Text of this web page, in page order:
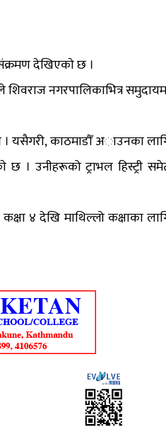
देखिएकाे छ ।
नगरपालिकाभित्र
। यसैगरी, काठमाडौँ अाउनका
छ । उनीहरूको ट्राभल हिस्ट्री
४ देखि माथिल्लो कक्षाका